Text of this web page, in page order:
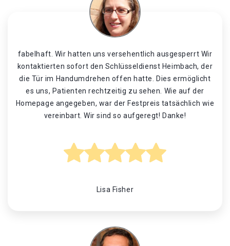
fabelhaft. Wir hatten uns versehentlich ausgesperrt Wir
kontaktierten sofort den Schlüsseldienst Heimbach, der
die Tür im Handumdrehen offen hatte. Dies ermöglicht
es uns, Patienten rechtzeitig zu sehen. Wie auf der
Homepage angegeben, war der Festpreis tatsächlich wie
vereinbart. Wir sind so aufgeregt! Danke!
Lisa Fisher